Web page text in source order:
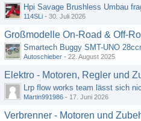
Hpi Savage Brushless Umbau
114SLi - 30. Juli 2026
Großmodelle On-Road & Off-
Smartech Buggy SMT-UNO
Autoschieber - 22. August 2025
Elektro - Motoren, Regler und
Lrp flow works team lässt sich
Martin991986 - 17. Juni 2026
Verbrenner - Motoren und